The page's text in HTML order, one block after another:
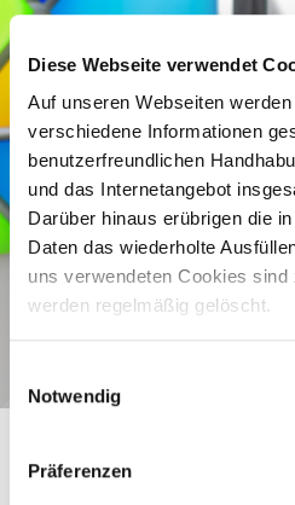
Diese Webseite verwendet
Auf unseren Webseiten
verschiedene Informationen
benutzerfreundlichen
und das Internetangebot
Darüber hinaus erübrigen die
Daten das wiederholte
uns verwendeten Cookies
werden regelmäßig gelöscht.
Notwendig
Präferenzen
Wir bauen um!
Unser Empfangsbereich bekommt